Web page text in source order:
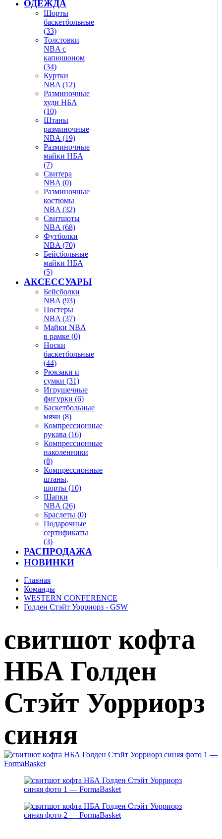
ОДЕЖДА
Шорты
баскетбольные
(33)
Толстовки
NBA с
капюшоном
(34)
Куртки
NBA (12)
Разминочные
худи НБА
(10)
Штаны
разминочные
NBA (19)
Разминочные
майки НБА
(7)
Свитера
NBA (0)
Разминочные
костюмы
NBA (32)
Свитшоты
NBA (68)
Футболки
NBA (70)
Бейсбольные
майки НБА
(5)
АКСЕССУАРЫ
Бейсболки
NBA (93)
Постеры
NBA (37)
Майки NBA
в рамке (0)
Носки
баскетбольные
(44)
Рюкзаки и
сумки (31)
Игрушечные
фигурки (6)
Баскетбольные
мячи (8)
Компрессионные
рукава (16)
Компрессионные
наколенники
(8)
Компрессионные
штаны,
шорты (10)
Шапки
NBA (26)
Браслеты (0)
Подарочные
сертификаты
(3)
РАСПРОДАЖА
НОВИНКИ
Главная
Команды
WESTERN CONFERENCE
Голден Стэйт Уорриорз - GSW
свитшот кофта
НБА Голден
Стэйт Уорриорз
синяя